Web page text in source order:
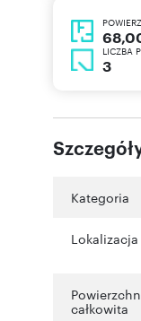
LICZBA
3
Kategoria
Lokalizacja
całkowita